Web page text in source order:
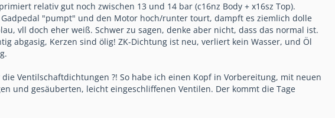
relativ gut noch zwischen 13 und 14 bar (c16nz Body + x16sz Top).
"pumpt" und den Motor hoch/runter tourt, dampft es ziemlich dolle
vll doch eher weiß. Schwer zu sagen, denke aber nicht, dass das normal ist.
abgasig, Kerzen sind ölig! ZK-Dichtung ist neu, verliert kein Wasser, und Öl
Ventilschaftdichtungen ?! So habe ich einen Kopf in Vorbereitung, mit neuen
und gesäuberten, leicht eingeschliffenen Ventilen. Der kommt die Tage